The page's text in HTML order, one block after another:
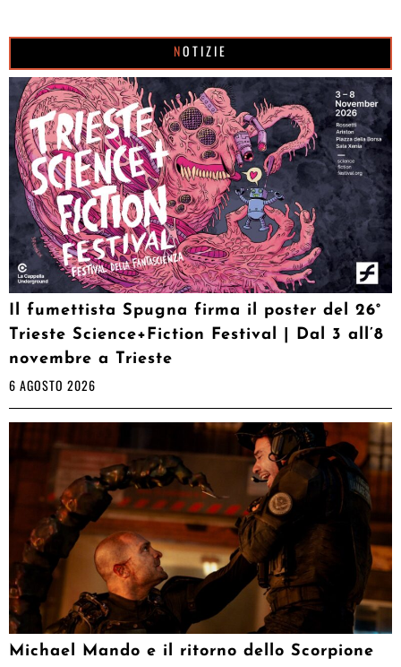
NOTIZIE
Il fumettista Spugna firma il poster del 26°
Trieste Science+Fiction Festival | Dal 3 all’8
novembre a Trieste
6 AGOSTO 2026
Michael Mando e il ritorno dello Scorpione